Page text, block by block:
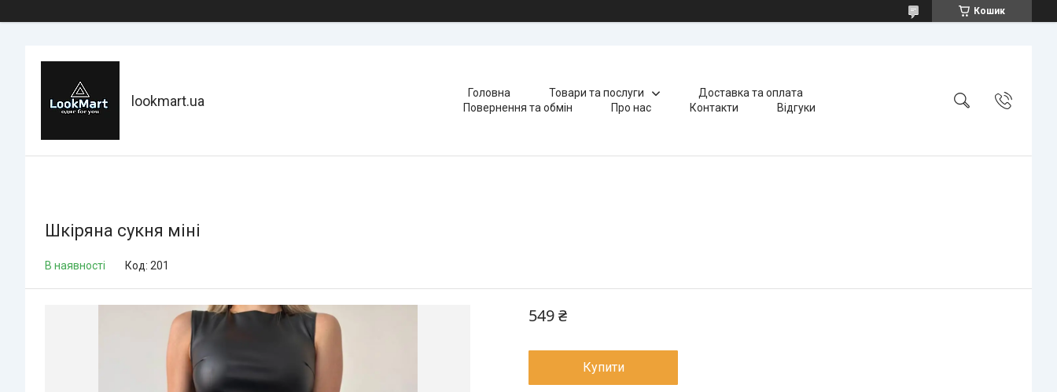
Кошик
lookmart.ua Головна Товари та послуги
Доставка та оплата
Повернення та обмін
Про нас Контакти Відгуки
Шкіряна сукня міні
В наявності Код: 201
549 ₴
Купити